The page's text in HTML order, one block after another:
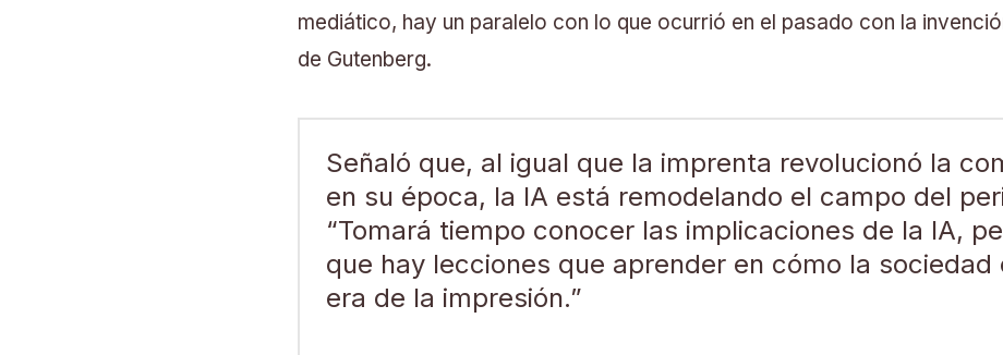
mediático, hay un paralelo con lo que ocurrió en el pasado con la
de Gutenberg.
Señaló que, al igual que la imprenta revolucionó la
en su época, la IA está remodelando el campo del
“Tomará tiempo conocer las implicaciones de la IA,
que hay lecciones que aprender en cómo la sociedad
era de la impresión.”